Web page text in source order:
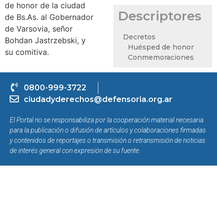
de honor de la ciudad
de Bs.As. al Gobernador
de Varsovia, señor
Bohdan Jastrzebski, y
su comitiva.
Descriptores
Decretos
Huésped de honor
Conmemoraciones
0800-999-3722
ciudadyderechos@defensoria.org.ar
El Portal no se responsabiliza por la cooperación material necesaria
para la publicación o difusión de artículos y colaboraciones firmadas
y contenidos de reportajes o transmisión o retransmisión de noticias
de interés general con expresión de su fuente.